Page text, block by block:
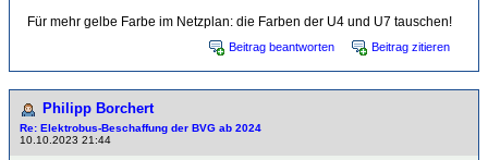
Für mehr gelbe Farbe im Netzplan: die Farben der U4 und U7 tauschen!
Beitrag beantworten Beitrag zitieren
Philipp Borchert
Re: Elektrobus-Beschaffung der BVG ab 2024
10.10.2023 21:44